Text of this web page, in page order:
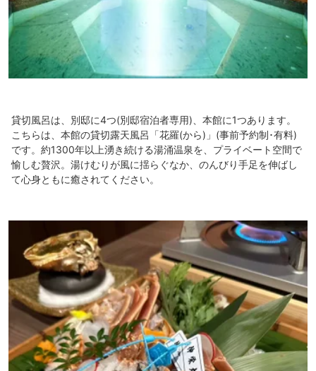
貸切風呂は、別邸に4つ(別邸宿泊者専用)、本館に1つあります。
こちらは、本館の貸切露天風呂「花羅(から)」(事前予約制･有料)
です。約1300年以上湧き続ける湯涌温泉を、プライベート空間で
愉しむ贅沢。湯けむりが風に揺らぐなか、のんびり手足を伸ばし
て心身ともに癒されてください。